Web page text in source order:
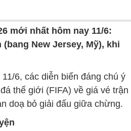
mới nhất hôm nay 11/6:
New Jersey, Mỹ), khi
6, các diễn biến đáng chú ý
thế giới (FIFA) về giá vé trận
doạ bỏ giải đấu giữa chừng.